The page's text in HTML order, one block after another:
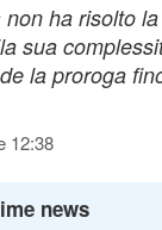
ha risolto
sua
la proroga
12:38
news